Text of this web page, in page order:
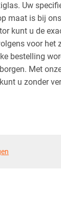
Uw
maat is bij
kunt u de
voor
bestelling
Met
u zonder